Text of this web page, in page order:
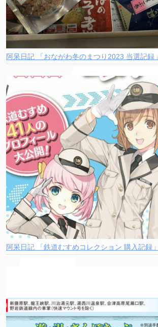
阿呆日記 「おながわ冬のまつり2023 当選記録」
阿呆日記 「鉄道むすめコレクション 購入記録」